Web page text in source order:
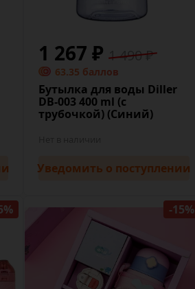
1 267 ₽1 490 ₽
63.35 баллов
Бутылка для воды Diller
DB-003 400 ml (с
трубочкой) (Синий)
Уведомить о поступлении
-15%